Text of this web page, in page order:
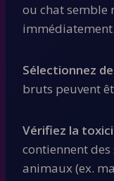
ou chat semble
immédiatement.
Sélectionnez
bruts peuvent
Vérifiez la
contiennent
animaux (ex.